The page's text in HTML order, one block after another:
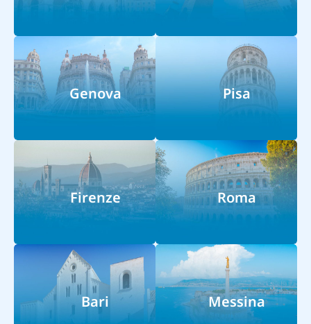
Genova Pisa
Firenze Roma
Bari Messina